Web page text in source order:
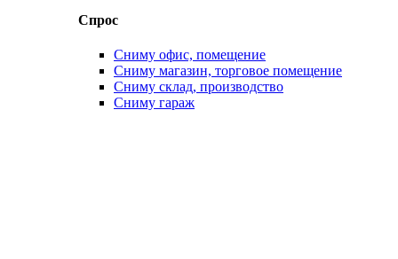
Спрос
Сниму офис, помещение
Сниму магазин, торговое помещение
Сниму склад, производство
Сниму гараж